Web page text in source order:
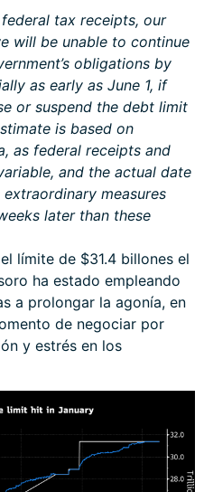
tax receipts, our
will be unable to continue
obligations by
as early as June 1, if
or suspend the debt limit
is based on
as federal receipts and
and the actual date
measures
later than these
límite de $31.4 billones el
ha estado empleando
a prolongar la agonía, en
de negociar por
y estrés en los